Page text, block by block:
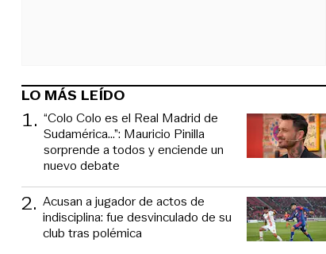
LO MÁS LEÍDO
1. “Colo Colo es el Real Madrid de
Sudamérica…”: Mauricio Pinilla
sorprende a todos y enciende un
nuevo debate
2. Acusan a jugador de actos de
indisciplina: fue desvinculado de su
club tras polémica